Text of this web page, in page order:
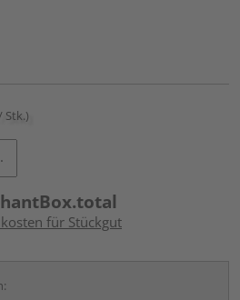
Stk.)
für Stückgut